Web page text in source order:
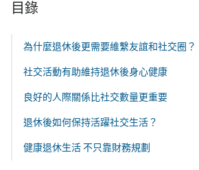
目錄
為什麼退休後更需要維繫友誼和社交圈？
社交活動有助維持退休後身心健康
良好的人際關係比社交數量更重要
退休後如何保持活躍社交生活？
健康退休生活 不只靠財務規劃